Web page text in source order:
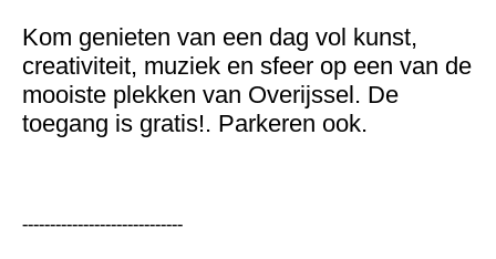
Kom genieten van een dag vol kunst,
creativiteit, muziek en sfeer op een van de
mooiste plekken van Overijssel. De
toegang is gratis!. Parkeren ook.
-----------------------------